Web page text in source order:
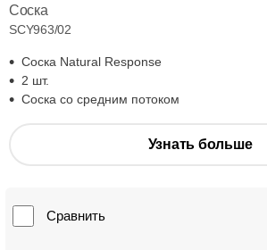
Соска
SCY963/02
Соска Natural Response
2 шт.
Соска со средним потоком
Узнать больше
Сравнить